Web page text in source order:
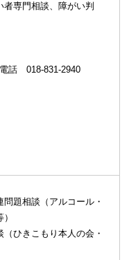
専門相談、障がい判
話 018-831-2940
題相談（アルコール・
ひきこもり本人の会・